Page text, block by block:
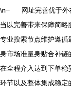
\n– 网址完善优于外
当以完善带来保障简
专业搜索节点维护遵循
身市场准量身贴合补链
在全程介入达到下单稳
环节以及整体集成稳定